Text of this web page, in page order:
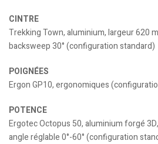
CINTRE
Trekking Town, aluminium, largeur 620
backsweep 30° (configuration standard)
POIGNÉES
Ergon GP10, ergonomiques
POTENCE
Ergotec Octopus 50, aluminium forgé
angle réglable 0°-60° (configuration